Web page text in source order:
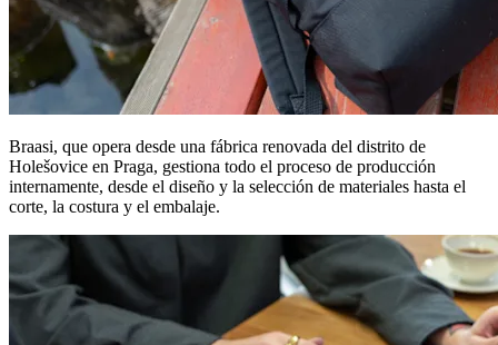
Braasi, que opera desde una fábrica renovada del distrito de
Holešovice en Praga, gestiona todo el proceso de producción
internamente, desde el diseño y la selección de materiales hasta el
corte, la costura y el embalaje.